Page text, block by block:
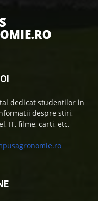
dedicat studentilor in
despre stiri,
IT, filme, carti, etc.